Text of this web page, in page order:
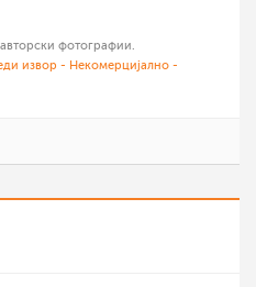
фотографии.
извор - Некомерцијално -